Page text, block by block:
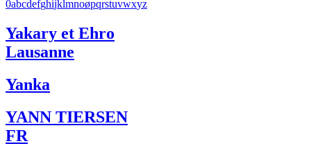
0abcdefghijklmnoøpqrstuvwxyz
Yakary et Ehro
Lausanne
Yanka
YANN TIERSEN
FR